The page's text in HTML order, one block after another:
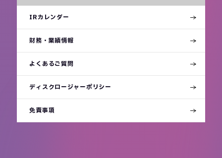
IRカレンダー
財務・業績情報
よくあるご質問
ディスクロージャーポリシー
免責事項